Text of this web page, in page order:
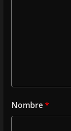
Nombre*